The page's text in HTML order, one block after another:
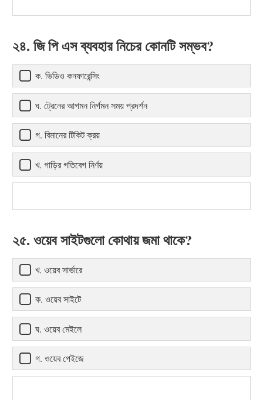
২৪. জি পি এস ব্যবহার নিচের কোনটি সম্ভব?
ক. ভিডিও কনফারেন্সিং
ঘ. ট্রেনের আগমন নির্গমন সময় প্রদর্শন
গ. বিমানের টিকিট ক্রয়
খ. গাড়ির গতিবেগ নির্ণয়
২৫. ওয়েব সাইটগুলো কোথায় জমা থাকে?
খ. ওয়েব সার্ভারে
ক. ওয়েব সাইটে
ঘ. ওয়েব মেইলে
গ. ওয়েব পেইজে